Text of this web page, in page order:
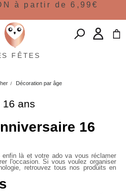
à partir de 6,99€
FÊTES
Décoration par âge
16 ans
16
là et votre ado va vous réclamer
l'occasion. Si vous voulez organiser
retrouvez tous nos produits en